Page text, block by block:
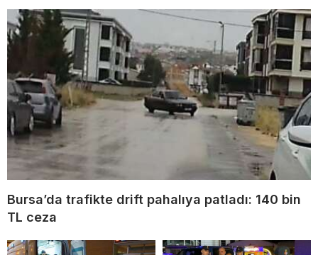
Bursa’da trafikte drift pahalıya patladı: 140 bin
TL ceza